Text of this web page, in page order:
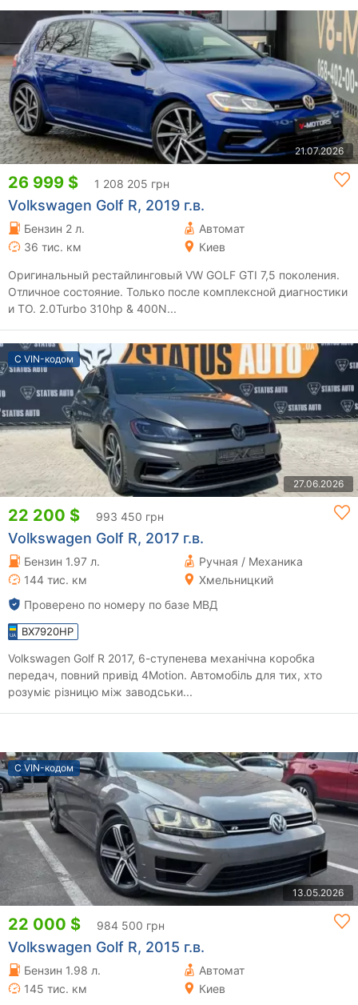
21.07.2026
26 999 $ 1 208 205 грн
Volkswagen Golf R, 2019 г.в.
Бензин 2 л.
Автомат
36 тис. км
Киев
Оригинальный рестайлинговый VW GOLF GTI 7,5 поколения.
Отличное состояние. Только после комплексной диагностики
и ТО. 2.0Turbo 310hp & 400N...
С VIN-кодом
27.06.2026
22 200 $ 993 450 грн
Volkswagen Golf R, 2017 г.в.
Бензин 1.97 л.
Ручная / Механика
144 тис. км
Хмельницкий
Проверено по номеру по базе МВД
BX7920HP
Volkswagen Golf R 2017, 6-ступенева механічна коробка
передач, повний привід 4Motion. Автомобіль для тих, хто
розуміє різницю між заводськи...
С VIN-кодом
13.05.2026
22 000 $ 984 500 грн
Volkswagen Golf R, 2015 г.в.
Бензин 1.98 л.
Автомат
145 тис. км
Киев